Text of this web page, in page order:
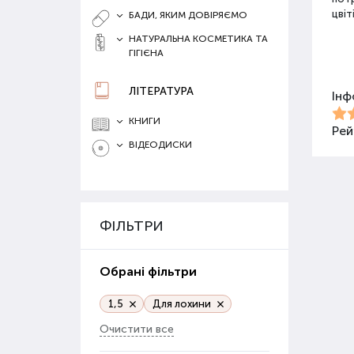
БАДИ, ЯКИМ ДОВІРЯЄМО
НАТУРАЛЬНА КОСМЕТИКА ТА
ГІГІЄНА
ЛІТЕРАТУРА
КНИГИ
ВІДЕОДИСКИ
ФІЛЬТРИ
Обрані фільтри
1,5 Для лохини
Очистити все
Для